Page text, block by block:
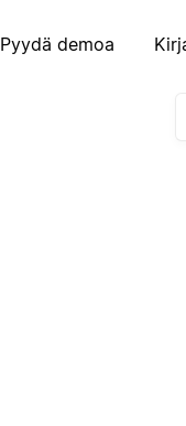
Pyydä demoa